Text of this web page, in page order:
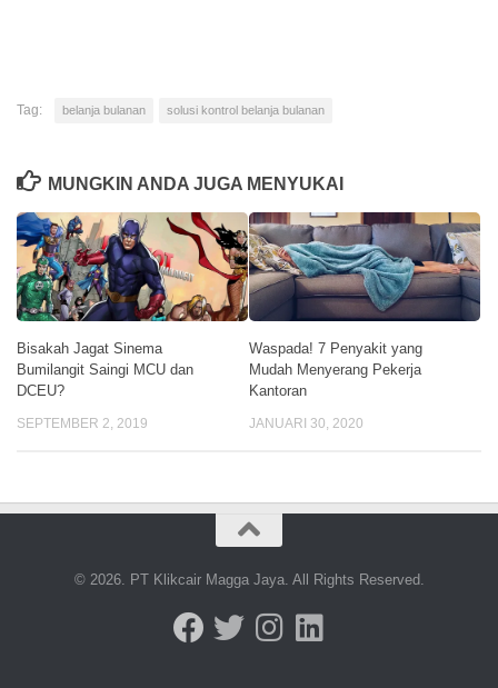
Tag: belanja bulanan solusi kontrol belanja bulanan
MUNGKIN ANDA JUGA MENYUKAI
Bisakah Jagat Sinema
Bumilangit Saingi MCU dan
DCEU?
SEPTEMBER 2, 2019
Waspada! 7 Penyakit yang
Mudah Menyerang Pekerja
Kantoran
JANUARI 30, 2020
© 2026. PT Klikcair Magga Jaya. All Rights Reserved.